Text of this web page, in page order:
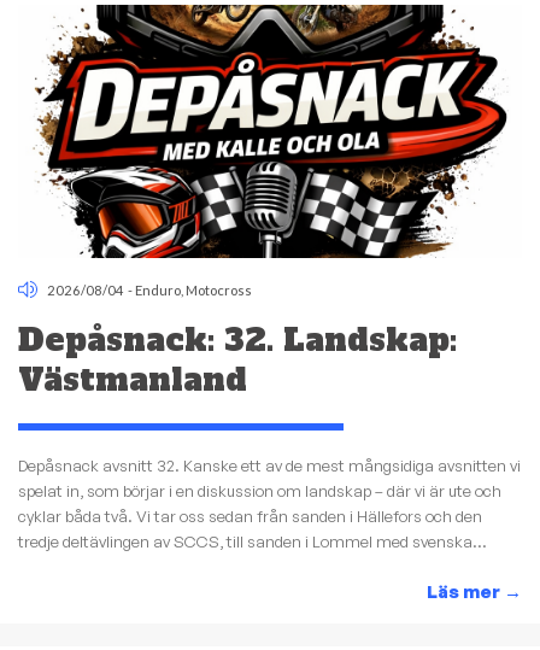
2026/08/04 - Enduro Motocross
Depåsnack: 32. Landskap:
Västmanland
Depåsnack avsnitt 32. Kanske ett av de mest mångsidiga avsnitten vi
spelat in, som börjar i en diskussion om landskap – där vi är ute och
cyklar båda två. Vi tar oss sedan från sanden i Hällefors och den
tredje deltävlingen av SCCS, till sanden i Lommel med svenska...
Läs mer →